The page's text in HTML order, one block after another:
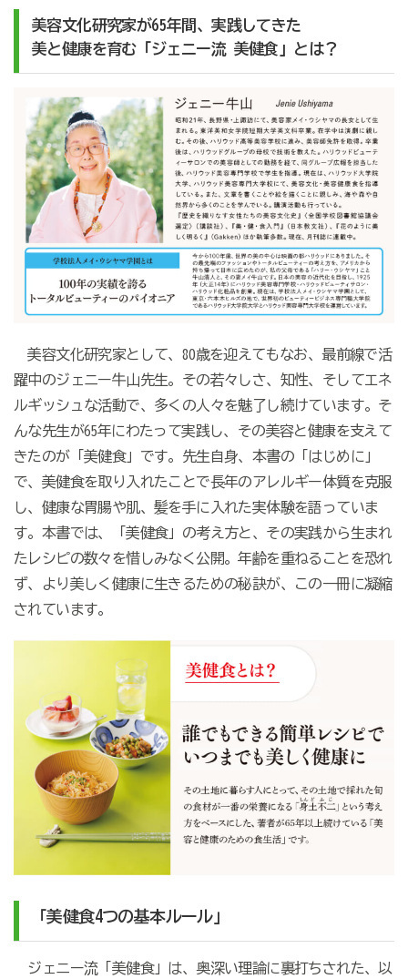
美容文化研究家が65年間、実践してきた
美と健康を育む「ジェニー流 美健食」とは？
美容文化研究家として、80歳を迎えてもなお、最前線で活
躍中のジェニー牛山先生。その若々しさ、知性、そしてエネ
ルギッシュな活動で、多くの人々を魅了し続けています。そ
んな先生が65年にわたって実践し、その美容と健康を支えて
きたのが「美健食」です。先生自身、本書の「はじめに」
で、美健食を取り入れたことで長年のアレルギー体質を克服
し、健康な胃腸や肌、髪を手に入れた実体験を語っていま
す。本書では、「美健食」の考え方と、その実践から生まれ
たレシピの数々を惜しみなく公開。年齢を重ねることを恐れ
ず、より美しく健康に生きるための秘訣が、この一冊に凝縮
されています。
「美健食4つの基本ルール」
ジェニー流「美健食」は、奥深い理論に裏打ちされた、以